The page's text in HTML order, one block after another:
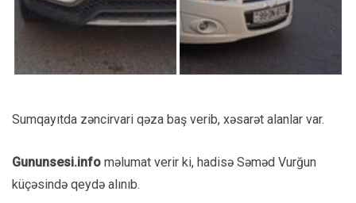
Sumqayıtda zəncirvari qəza baş verib, xəsarət alanlar var.
Gununsesi.info məlumat verir ki, hadisə Səməd Vurğun
küçəsində qeydə alınıb.